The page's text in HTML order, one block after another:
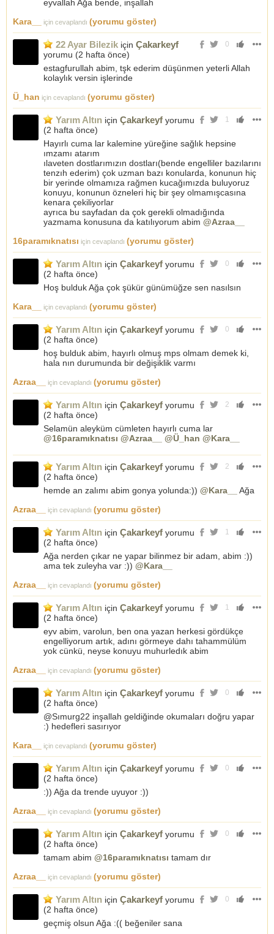
eyvallah Ağa bende, inşallah
Kara__
için cevaplandı (yorumu göster)
0
22 Ayar Bilezik için Çakarkeyf
yorumu (2 hafta önce)
estagfurullah abim, tşk ederim düşünmen yeterli Allah
kolaylık versin işlerinde
Ü_han için cevaplandı (yorumu göster)
1
Yarım Altın için Çakarkeyf yorumu
(2 hafta önce)
Hayırlı cuma lar kalemine yüreğine sağlık hepsine
ımzamı atarım
ılaveten dostlarımızın dostları(bende engelliler bazılarını
tenzıh ederim) çok uzman bazı konularda, konunun hiç
bir yerinde olmamıza rağmen kucağımızda buluyoruz
konuyu, konunun özneleri hiç bir şey olmamışcasına
kenara çekiliyorlar
ayrıca bu sayfadan da çok gerekli olmadığında
yazmama konusuna da katılıyorum abim @Azraa__
16paramıknatısı için cevaplandı (yorumu göster)
0
Yarım Altın için Çakarkeyf yorumu
(2 hafta önce)
Hoş bulduk Ağa çok şükür günümüğze sen nasılsın
Kara__
için cevaplandı (yorumu göster)
0
Yarım Altın için Çakarkeyf yorumu
(2 hafta önce)
hoş bulduk abim, hayırlı olmuş mps olmam demek ki,
hala nın durumunda bir değişiklik varmı
Azraa__
için cevaplandı (yorumu göster)
2
Yarım Altın için Çakarkeyf yorumu
(2 hafta önce)
Selamün aleyküm cümleten hayırlı cuma lar
@16paramıknatısı @Azraa__ @Ü_han @Kara__
2
Yarım Altın için Çakarkeyf yorumu
(2 hafta önce)
hemde an zalımı abim gonya yolunda:)) @Kara__
Ağa
Azraa__
için cevaplandı (yorumu göster)
1
Yarım Altın için Çakarkeyf yorumu
(2 hafta önce)
Ağa nerden çıkar ne yapar bilinmez bir adam, abim :))
ama tek zuleyha var :)) @Kara__
Azraa__
için cevaplandı (yorumu göster)
1
Yarım Altın için Çakarkeyf yorumu
(2 hafta önce)
eyv abim, varolun, ben ona yazan herkesi gördükçe
engelliyorum artık, adını görmeye dahı tahammülüm
yok cünkü, neyse konuyu muhurledık abim
Azraa__
için cevaplandı (yorumu göster)
0
Yarım Altın için Çakarkeyf yorumu
(2 hafta önce)
@Sımurg22 inşallah geldiğinde okumaları doğru yapar
:) hedefleri sasırıyor
Kara__
için cevaplandı (yorumu göster)
0
Yarım Altın için Çakarkeyf yorumu
(2 hafta önce)
:)) Ağa da trende uyuyor :))
Azraa__
için cevaplandı (yorumu göster)
0
Yarım Altın için Çakarkeyf yorumu
(2 hafta önce)
tamam abim @16paramıknatısı tamam dır
Azraa__
için cevaplandı (yorumu göster)
0
Yarım Altın için Çakarkeyf yorumu
(2 hafta önce)
geçmiş olsun Ağa :(( beğeniler sana